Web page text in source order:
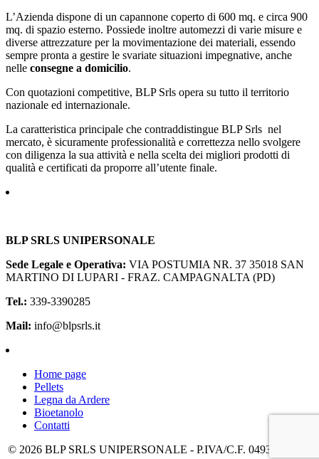
L’Azienda dispone di un capannone coperto di 600 mq. e circa 900
mq. di spazio esterno. Possiede inoltre automezzi di varie misure e
diverse attrezzature per la movimentazione dei materiali, essendo
sempre pronta a gestire le svariate situazioni impegnative, anche
nelle consegne a domicilio.
Con quotazioni competitive, BLP Srls opera su tutto il territorio
nazionale ed internazionale.
La caratteristica principale che contraddistingue BLP Srls nel
mercato, è sicuramente professionalità e correttezza nello svolgere
con diligenza la sua attività e nella scelta dei migliori prodotti di
qualità e certificati da proporre all’utente finale.
BLP SRLS UNIPERSONALE
Sede Legale e Operativa: VIA POSTUMIA NR. 37 35018 SAN
MARTINO DI LUPARI - FRAZ. CAMPAGNALTA (PD)
Tel.: 339-3390285
Mail: info@blpsrls.it
Home page
Pellets
Legna da Ardere
Bioetanolo
Contatti
© 2026 BLP SRLS UNIPERSONALE - P.IVA/C.F. 04932420286